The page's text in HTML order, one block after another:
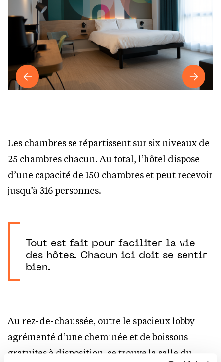
Les chambres se répartissent sur six niveaux de
25 chambres chacun. Au total, l’hôtel dispose
d’une capacité de 150 chambres et peut recevoir
jusqu’à 316 personnes.
Tout est fait pour faciliter la vie
des hôtes. Chacun ici doit se sentir
bien.
Au rez-de-chaussée, outre le spacieux lobby
agrémenté d’une cheminée et de boissons
gratuites à disposition, se trouve la salle du